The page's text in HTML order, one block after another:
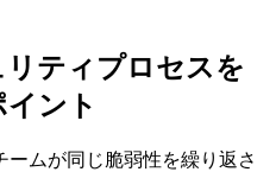
ティプロセスを
ント
ムが同じ脆弱性を繰り返さ